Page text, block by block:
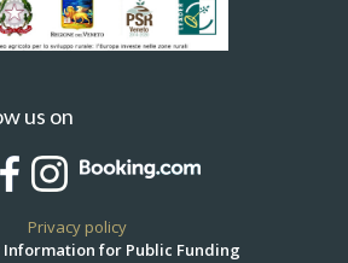
us on
Privacy policy
for Public Funding